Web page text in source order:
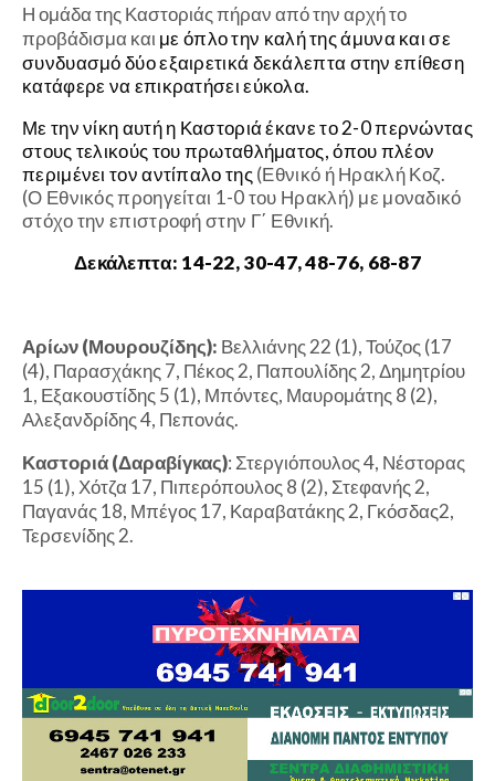
Η ομάδα της Καστοριάς πήραν από την αρχή το
προβάδισμα και με όπλο την καλή της άμυνα και σε
συνδυασμό δύο εξαιρετικά δεκάλεπτα στην επίθεση
κατάφερε να επικρατήσει εύκολα.
Με την νίκη αυτή η Καστοριά έκανε το 2-0 περνώντας
στους τελικούς του πρωταθλήματος, όπου πλέον
περιμένει τον αντίπαλο της(Εθνικό ή Ηρακλή Κοζ.
(Ο Εθνικός προηγείται 1-0 του Ηρακλή) με μοναδικό
στόχο την επιστροφή στην Γ΄ Εθνική.
Δεκάλεπτα: 14-22, 30-47, 48-76, 68-87
Αρίων (Μουρουζίδης): Βελλιάνης 22 (1), Τούζος (17
(4), Παρασχάκης 7, Πέκος 2, Παπουλίδης 2, Δημητρίου
1, Εξακουστίδης 5 (1), Μπόντες, Μαυρομάτης 8 (2),
Αλεξανδρίδης 4, Πεπονάς.
Καστοριά (Δαραβίγκας): Στεργιόπουλος 4, Νέστορας
15 (1), Χότζα 17, Πιπερόπουλος 8 (2), Στεφανής 2,
Παγανάς 18, Μπέγος 17, Καραβατάκης 2, Γκόσδας2,
Τερσενίδης 2.